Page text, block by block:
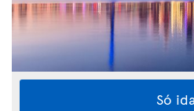
Só